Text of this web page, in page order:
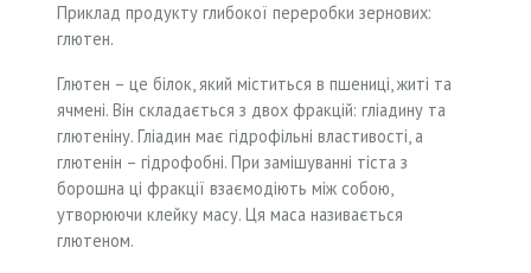
Приклад продукту глибокої переробки зернових:
глютен.
Глютен – це білок, який міститься в пшениці, житі та
ячмені. Він складається з двох фракцій: гліадину та
глютеніну. Гліадин має гідрофільні властивості, а
глютенін – гідрофобні. При замішуванні тіста з
борошна ці фракції взаємодіють між собою,
утворюючи клейку масу. Ця маса називається
глютеном.